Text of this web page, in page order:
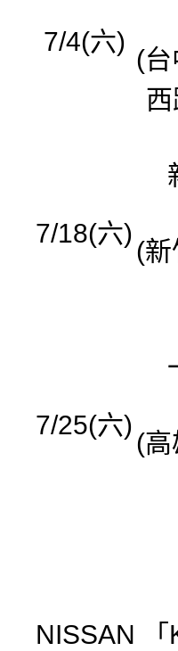
7/4(六)
(
7/18(六)
(
7/25(六)
(
NISSAN